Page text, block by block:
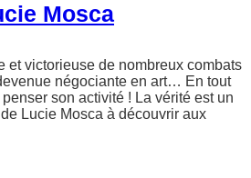
Mosca
et victorieuse de nombreux combats
négociante en art… En tout
son activité ! La vérité est un
Lucie Mosca à découvrir aux